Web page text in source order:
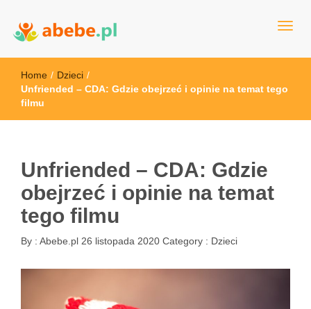
Abebe
Home / Dzieci /
Unfriended – CDA: Gdzie obejrzeć i opinie na temat tego
filmu
Unfriended – CDA: Gdzie
obejrzeć i opinie na temat
tego filmu
By : Abebe.pl 26 listopada 2020 Category : Dzieci